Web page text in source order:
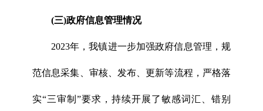
(三)政府信息管理情况
2023年，我镇进一步加强政府信息管理，规
范信息采集、审核、发布、更新等流程，严格落
实“三审制”要求，持续开展了敏感词汇、错别